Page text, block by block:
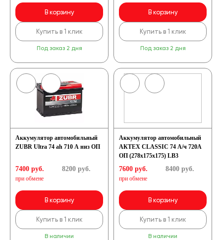
В корзину
Купить в 1 клик
Под заказ 2 дня
В корзину
Купить в 1 клик
Под заказ 2 дня
Аккумулятор автомобильный
ZUBR Ultra 74 ah 710 A низ ОП
7400 руб.
при обмене
8200руб.
В корзину
Купить в 1 клик
В наличии
Аккумулятор автомобильный
АКТЕХ CLASSIC 74 А/ч 720А
ОП (278х175х175) LB3
7600 руб.
при обмене
8400руб.
В корзину
Купить в 1 клик
В наличии